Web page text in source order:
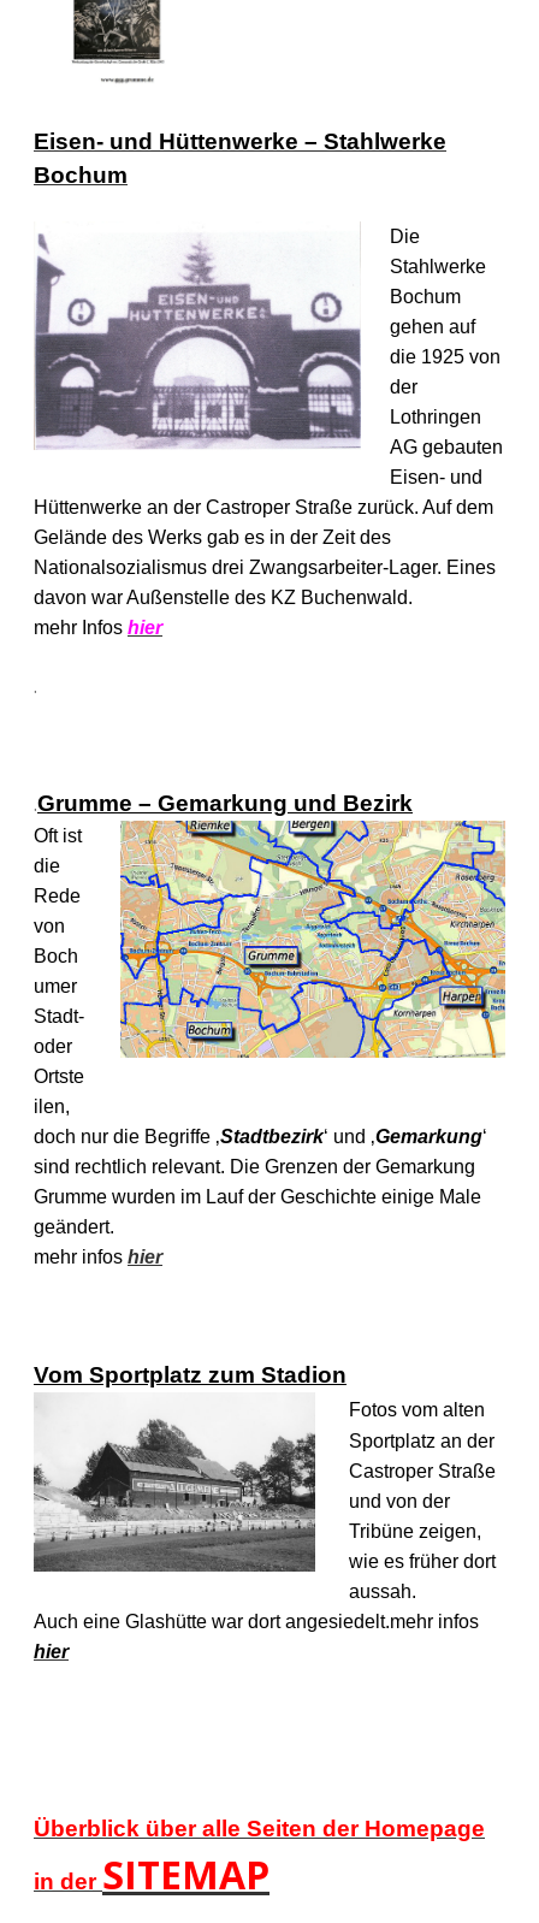
Eisen- und Hüttenwerke – Stahlwerke
Bochum
Die
Stahlwerke
Bochum
gehen auf
die 1925 von
der
Lothringen
AG gebauten
Eisen- und
Hüttenwerke an der Castroper Straße zurück. Auf dem
Gelände des Werks gab es in der Zeit des
Nationalsozialismus drei Zwangsarbeiter-Lager. Eines
davon war Außenstelle des KZ Buchenwald.
mehr Infos hier
.
.Grumme – Gemarkung und Bezirk
Oft ist
die
Rede
von
Boch
umer
Stadt-
oder
Ortste
ilen,
doch nur die Begriffe ‚Stadtbezirk‘ und ‚Gemarkung‘
sind rechtlich relevant. Die Grenzen der Gemarkung
Grumme wurden im Lauf der Geschichte einige Male
geändert.
mehr infos hier
Vom Sportplatz zum Stadion
Fotos vom alten
Sportplatz an der
Castroper Straße
und von der
Tribüne zeigen,
wie es früher dort
aussah.
Auch eine Glashütte war dort angesiedelt.mehr infos
hier
Überblick über alle Seiten der Homepage
in der SITEMAP